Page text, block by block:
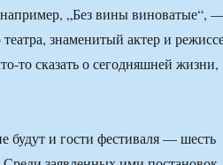
„Без вины виноватые“,
знаменитый актер и
сказать о сегодняшней жизни,
будут и гости фестиваля — шесть